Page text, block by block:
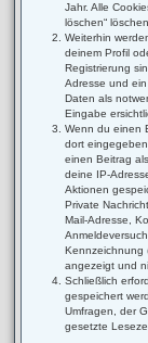
Jahr. Alle
löschen“
Weiterhin
deinem Profil
Registrierung
Adresse und
Daten als
Eingabe
Wenn du einen
dort
einen Beitrag
deine IP-
Aktionen
Private
Mail-Adresse,
Kennzeichnung
angezeigt und
Schließlich
gespeichert
Umfragen, der
gesetzte